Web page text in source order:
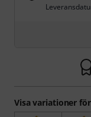
Visa variationer